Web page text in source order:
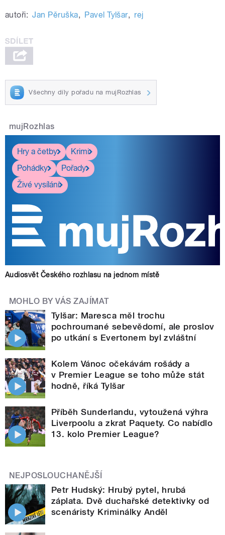
autoři: Jan Pěruška, Pavel Tylšar, rej
Všechny díly pořadu na mujRozhlas
mujRozhlas
Hry a četby
Krimi
Pohádky
Pořady
Živé vysílání
Audiosvět Českého rozhlasu na jednom místě
MOHLO BY VÁS ZAJÍMAT
Tylšar: Maresca měl trochu
pochroumané sebevědomí, ale proslov
po utkání s Evertonem byl zvláštní
Kolem Vánoc očekávám rošády a
v Premier League se toho může stát
hodně, říká Tylšar
Příběh Sunderlandu, vytoužená výhra
Liverpoolu a zkrat Paquety. Co nabídlo
13. kolo Premier League?
NEJPOSLOUCHANĚJŠÍ
Petr Hudský: Hrubý pytel, hrubá
záplata. Dvě duchařské detektivky od
scenáristy Kriminálky Anděl